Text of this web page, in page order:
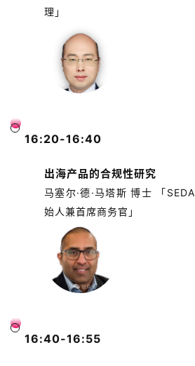
理」
16:20-16:40
出海产品的合规性研究
马塞尔·德·马塔斯 博士 「
始人兼首席商务官」
16:40-16:55